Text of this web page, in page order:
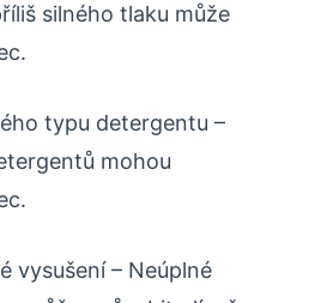
silného tlaku může
typu detergentu –
mohou
vysušení – Neúplné